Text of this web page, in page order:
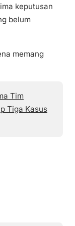
keputusan
belum
memang
Tim
Tiga Kasus